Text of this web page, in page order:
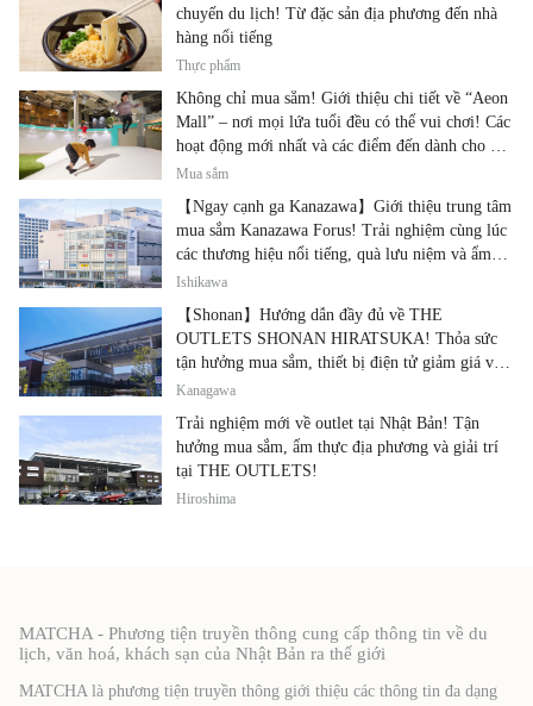
chuyến du lịch! Từ đặc sản địa phương đến nhà
hàng nổi tiếng
Thực phẩm
Không chỉ mua sắm! Giới thiệu chi tiết về “Aeon
Mall” – nơi mọi lứa tuổi đều có thể vui chơi! Các
hoạt động mới nhất và các điểm đến dành cho gia
đình.
Mua sắm
【Ngay cạnh ga Kanazawa】Giới thiệu trung tâm
mua sắm Kanazawa Forus! Trải nghiệm cùng lúc
các thương hiệu nổi tiếng, quà lưu niệm và ẩm
thực địa phương
Ishikawa
【Shonan】Hướng dẫn đầy đủ về THE
OUTLETS SHONAN HIRATSUKA! Thỏa sức
tận hưởng mua sắm, thiết bị điện tử giảm giá và
ẩm thực địa phương tại cùng một địa điểm!
Kanagawa
Trải nghiệm mới về outlet tại Nhật Bản! Tận
hưởng mua sắm, ẩm thực địa phương và giải trí
tại THE OUTLETS!
Hiroshima
MATCHA - Phương tiện truyền thông cung cấp thông tin về du
lịch, văn hoá, khách sạn của Nhật Bản ra thế giới
MATCHA là phương tiện truyền thông giới thiệu các thông tin đa dạng